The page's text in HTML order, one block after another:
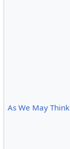
As We May Think